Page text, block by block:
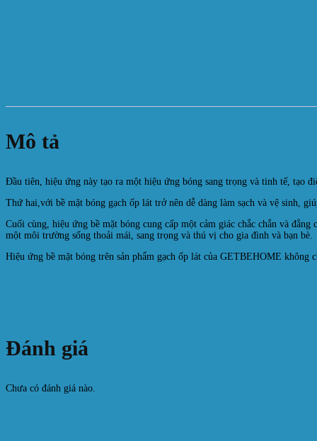
Mô tả
Đầu tiên, hiệu ứng này tạo ra một hiệu ứng bóng sang trọng và tinh tế, tạo
Thứ hai,với bề mặt bóng gạch ốp lát trở nên dễ dàng làm sạch và vệ sinh,
Cuối cùng, hiệu ứng bề mặt bóng cung cấp một cảm giác chắc chắn và
một môi trường sống thoải mái, sang trọng và thú vị cho gia đình và bạn bè.
Hiệu ứng bề mặt bóng trên sản phẩm gạch ốp lát của GETBEHOME không
Đánh giá
Chưa có đánh giá nào.